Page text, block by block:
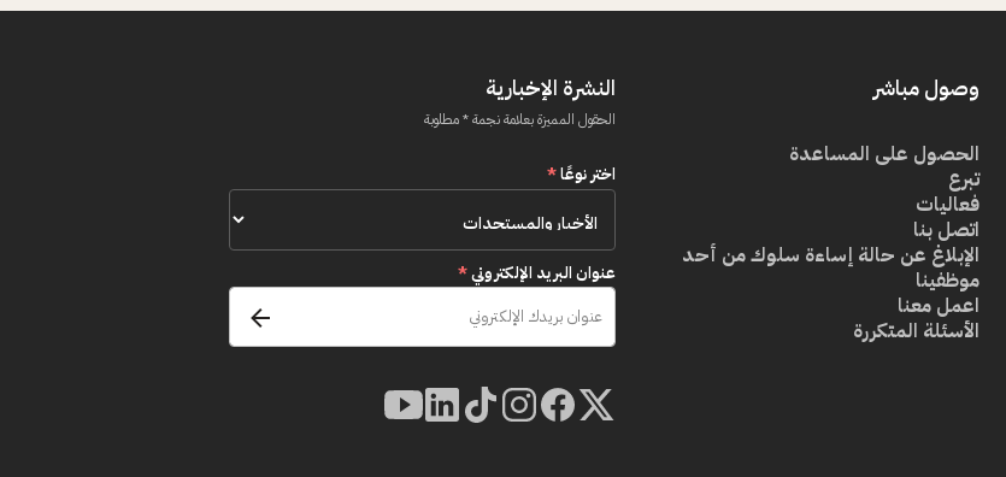
وصول مباشر
الحصول على المساعدة
تبرع
فعاليات
اتصل بنا
الإبلاغ عن حالة إساءة سلوك من أحد
موظفينا
اعمل معنا
الأسئلة المتكررة
النشرة الإخبارية
الحقول المميزة بعلامة نجمة * مطلوبة
اختر نوعًا*
عنوان البريد الإلكتروني*